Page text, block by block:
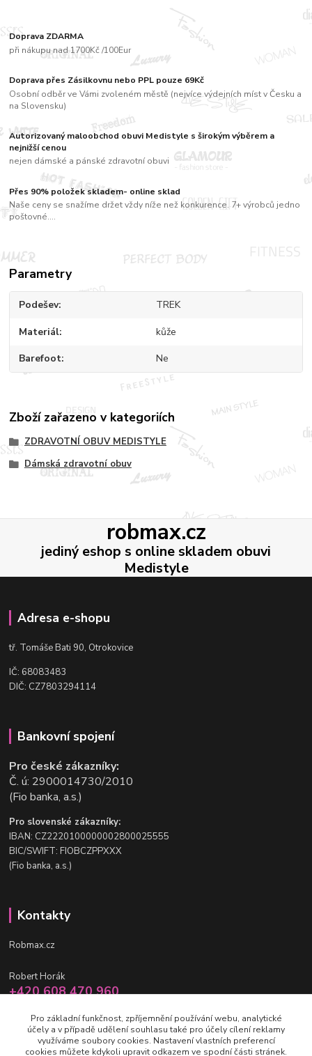
Doprava ZDARMA
při nákupu nad 1700Kč /100Eur
Doprava přes Zásilkovnu nebo PPL pouze 69Kč
Osobní odběr ve Vámi zvoleném městě (nejvíce výdejních míst v Česku a
na Slovensku)
Autorizovaný maloobchod obuvi Medistyle s širokým výběrem a
nejnižší cenou
nejen dámské a pánské zdravotní obuvi
Přes 90% položek skladem- online sklad
Naše ceny se snažíme držet vždy níže než konkurence. 7+ výrobců jedno
poštovné....
Parametry
Podešev TREK
Materiál kůže
Barefoot Ne
Zboží zařazeno v kategoriích
ZDRAVOTNÍ OBUV MEDISTYLE
Dámská zdravotní obuv
robmax.cz
jediný eshop s online skladem obuvi
Medistyle
Adresa e-shopu
tř. Tomáše Bati 90, Otrokovice
IČ: 68083483
DIČ: CZ7803294114
Bankovní spojení
Pro české zákazníky:
Č. ú: 2900014730/2010
(Fio banka, a.s.)
Pro slovenské zákazníky:
IBAN: CZ2220100000002800025555
BIC/SWIFT: FIOBCZPPXXX
(Fio banka, a.s.)
Kontakty
Robmax.cz
Robert Horák
+420 608 470 960
info@robmax.cz
Pro základní funkčnost, zpříjemnění používání webu, analytické
účely a v případě udělení souhlasu také pro účely cílení reklamy
využíváme soubory cookies. Nastavení vlastních preferencí
cookies můžete kdykoli upravit odkazem ve spodní části stránek.